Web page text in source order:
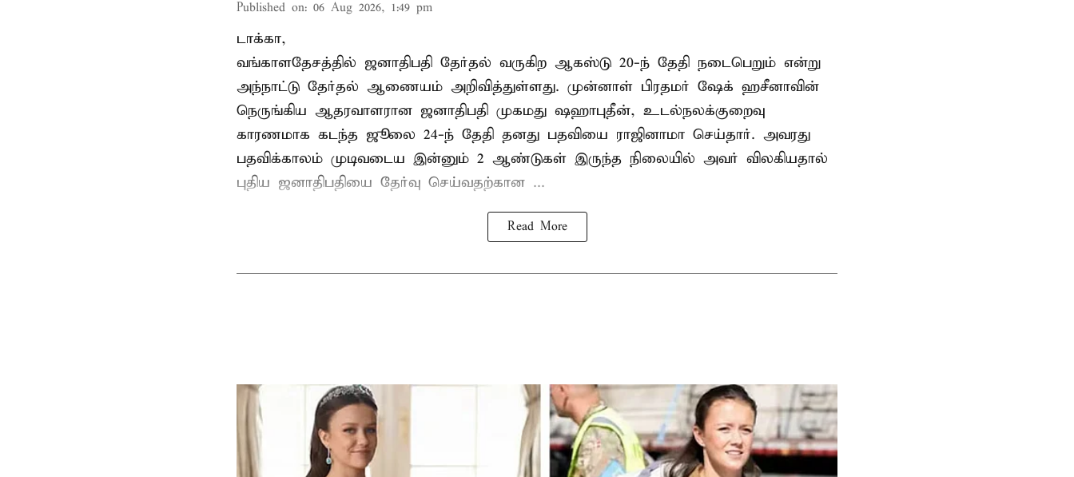
Published on: 06 Aug 2026, 1:49 pm
டாக்கா,
வங்காளதேசத்தில் ஜனாதிபதி தேர்தல் வருகிற ஆகஸ்டு 20-ந் தேதி நடைபெறும் என்று
அந்நாட்டு தேர்தல் ஆணையம் அறிவித்துள்ளது. முன்னாள் பிரதமர் ஷேக் ஹசீனாவின்
நெருங்கிய ஆதரவாளரான ஜனாதிபதி முகமது ஷஹாபுதீன், உடல்நலக்குறைவு
காரணமாக கடந்த ஜூலை 24-ந் தேதி தனது பதவியை ராஜினாமா செய்தார். அவரது
பதவிக்காலம் முடிவடைய இன்னும் 2 ஆண்டுகள் இருந்த நிலையில் அவர் விலகியதால்
புதிய ஜனாதிபதியை தேர்வு செய்வதற்கான ...
Read More